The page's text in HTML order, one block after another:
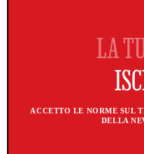
ACCETTO LE NORME SUL
DELLA